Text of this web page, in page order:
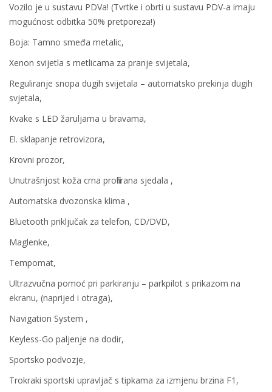
Vozilo je u sustavu PDVa! (Tvrtke i obrti u sustavu PDV-a imaju
mogućnost odbitka 50% pretporeza!)
Boja: Tamno smeđa metalic,
Xenon svijetla s metlicama za pranje svijetala,
Reguliranje snopa dugih svijetala – automatsko prekinja dugih
svjetala,
Kvake s LED žaruljama u bravama,
El. sklapanje retrovizora,
Krovni prozor,
Unutrašnjost koža crna profilirana sjedala ,
Automatska dvozonska klima ,
Bluetooth priključak za telefon, CD/DVD,
Maglenke,
Tempomat,
Ultrazvučna pomoć pri parkiranju – parkpilot s prikazom na
ekranu, (naprijed i otraga),
Navigation System ,
Keyless-Go paljenje na dodir,
Sportsko podvozje,
Trokraki sportski upravljač s tipkama za izmjenu brzina F1,